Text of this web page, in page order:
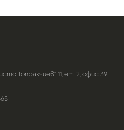
Топракчиев“ 11, ет. 2, офис 39